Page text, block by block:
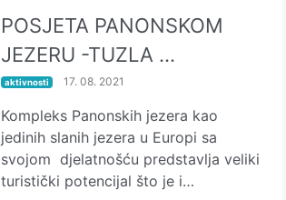
POSJETA PANONSKOM
JEZERU -TUZLA …
aktivnosti 17. 08. 2021
Kompleks Panonskih jezera kao
jedinih slanih jezera u Europi sa
svojom djelatnošću predstavlja veliki
turistički potencijal što je i…